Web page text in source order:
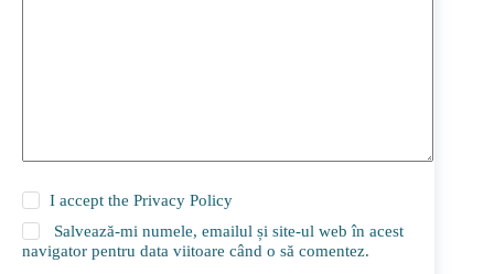
I accept thePrivacy Policy
Salvează-mi numele, emailul și site-ul web în acest
navigator pentru data viitoare când o să comentez.